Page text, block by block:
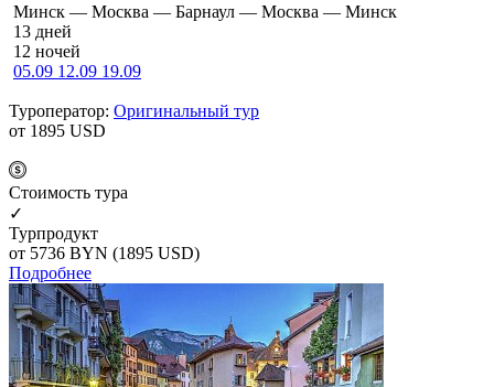
Минск — Москва — Барнаул — Москва — Минск
13 дней
12 ночей
05.09 12.09 19.09
Туроператор: Оригинальный тур
от 1895 USD
Cтоимость тура
✓
Турпродукт
от 5736 BYN (1895 USD)
Подробнее